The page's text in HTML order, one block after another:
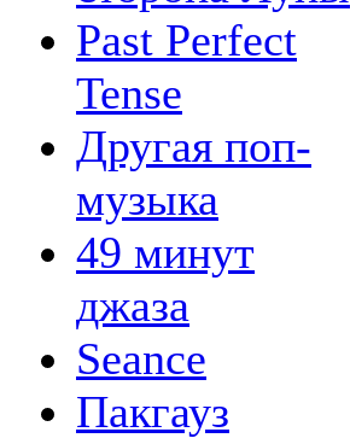
Past Perfect
Tense
Другая поп-
музыка
49 минут
джаза
Seance
Пакгауз